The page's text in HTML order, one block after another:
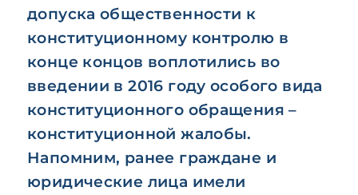
допуска общественности к
конституционному контролю в
конце концов воплотились во
введении в 2016 году особого вида
конституционного обращения –
конституционной жалобы.
Напомним, ранее граждане и
юридические лица имели